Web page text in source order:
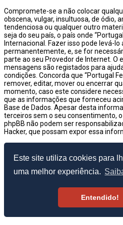
Este site utiliza cookies para
uma melhor experiência.
Entendido!
Compromete-se a não colocar
obscena, vulgar, insultuosa, de ódio,
tendenciosa ou qualquer outro
seja do seu país, o país onde
Internacional. Fazer isso pode levá-
permanentemente, e, se for
parte ao seu Provedor de Internet. O
mensagens são registados para
condições. Concorda que “Portugal
remover, editar, mover ou encerrar
momento, caso este considere
que as informações que forneceu
Base de Dados. Apesar desta
terceiros sem o seu consentimento, o
phpBB não podem ser
Hacker, que possam expor essa
© 2003–2026 Portugal Ferroviário